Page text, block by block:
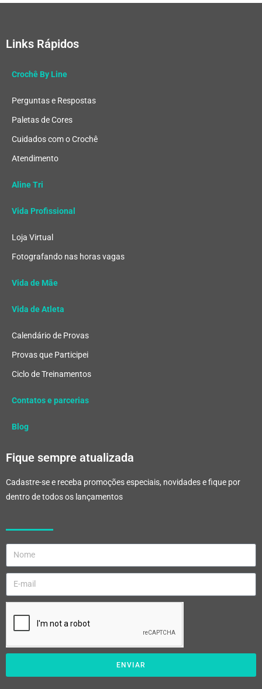
Links Rápidos
Crochê By Line
Perguntas e Respostas
Paletas de Cores
Cuidados com o Crochê
Atendimento
Aline Tri
Vida Profissional
Loja Virtual
Fotografando nas horas vagas
Vida de Mãe
Vida de Atleta
Calendário de Provas
Provas que Participei
Ciclo de Treinamentos
Contatos e parcerias
Blog
Fique sempre atualizada
Cadastre-se e receba promoções especiais, novidades e fique por
dentro de todos os lançamentos
ENVIAR